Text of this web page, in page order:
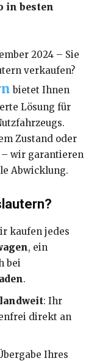
in besten
2024 – Sie
verkaufen?
bietet Ihnen
Lösung für
Zustand oder
wir garantieren
Abwicklung.
kaufen jedes
, ein
bei
.
: Ihr
direkt an
Ihres